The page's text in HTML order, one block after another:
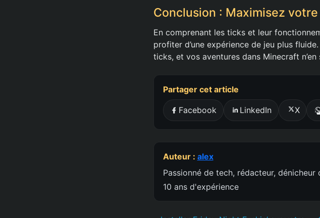
Conclusion : Maximisez
En comprenant les ticks et leur
profiter d’une expérience de jeu plus
ticks, et vos aventures dans Minecraft
Partager cet article
Facebook LinkedIn X
Auteur : alex
Passionné de tech, rédacteur, dénicheur
10 ans d'expérience